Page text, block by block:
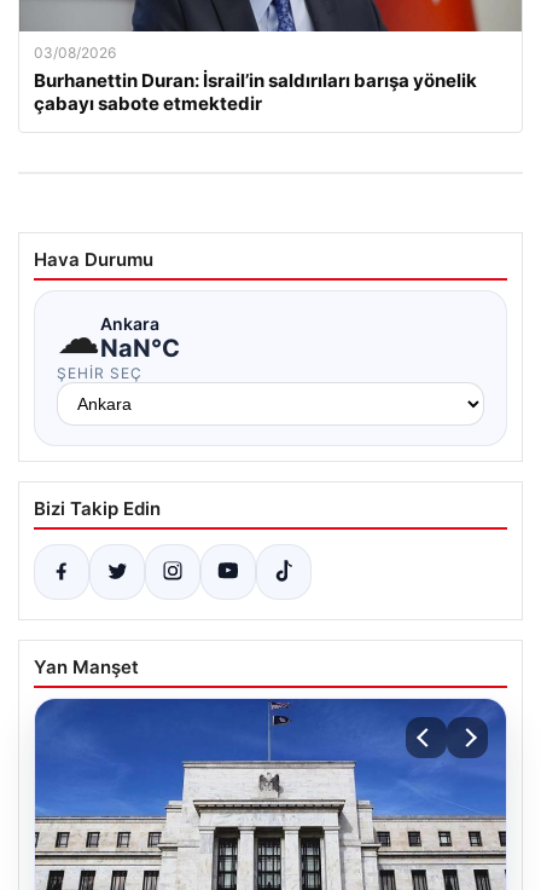
03/08/2026
Burhanettin Duran: İsrail’in saldırıları barışa yönelik
çabayı sabote etmektedir
Hava Durumu
☁Ankara
NaN°C
ŞEHIR SEÇ
Bizi Takip Edin
Yan Manşet